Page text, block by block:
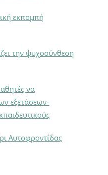
εκπομπή
την ψυχοσύνθεση
να
εξετάσεων-
Αυτοφροντίδας